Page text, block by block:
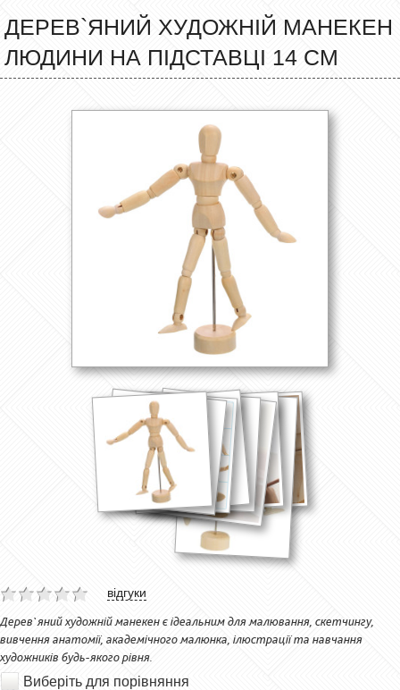
ДЕРЕВ`ЯНИЙ ХУДОЖНІЙ МАНЕКЕН
ЛЮДИНИ НА ПІДСТАВЦІ 14 СМ
відгуки
Дерев`яний художній манекен є ідеальним для малювання, скетчингу,
вивчення анатомії, академічного малюнка, ілюстрації та навчання
художників будь-якого рівня.
Виберіть для порівняння